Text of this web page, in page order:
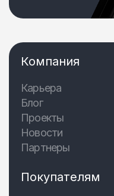
Компания
Карьера
Блог
Проекты
Новости
Партнеры
Покупателям